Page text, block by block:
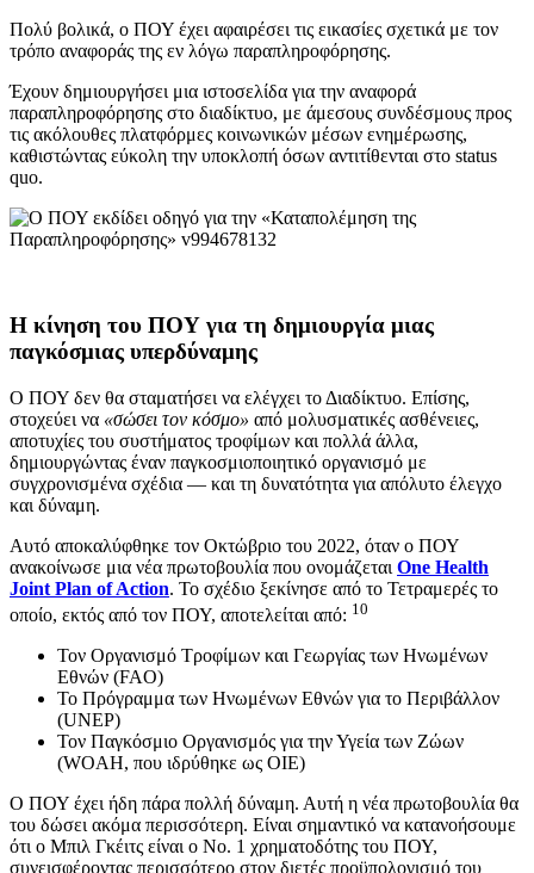
Πολύ βολικά, ο ΠΟΥ έχει αφαιρέσει τις εικασίες σχετικά με τον
τρόπο αναφοράς της εν λόγω παραπληροφόρησης.
Έχουν δημιουργήσει μια ιστοσελίδα για την αναφορά
παραπληροφόρησης στο διαδίκτυο, με άμεσους συνδέσμους προς
τις ακόλουθες πλατφόρμες κοινωνικών μέσων ενημέρωσης,
καθιστώντας εύκολη την υποκλοπή όσων αντιτίθενται στο status
quo.
Η κίνηση του ΠΟΥ για τη δημιουργία μιας
παγκόσμιας υπερδύναμης
Ο ΠΟΥ δεν θα σταματήσει να ελέγχει το Διαδίκτυο. Επίσης,
στοχεύει να «σώσει τον κόσμο» από μολυσματικές ασθένειες,
αποτυχίες του συστήματος τροφίμων και πολλά άλλα,
δημιουργώντας έναν παγκοσμιοποιητικό οργανισμό με
συγχρονισμένα σχέδια — και τη δυνατότητα για απόλυτο έλεγχο
και δύναμη.
Αυτό αποκαλύφθηκε τον Οκτώβριο του 2022, όταν ο ΠΟΥ
ανακοίνωσε μια νέα πρωτοβουλία που ονομάζεται One Health
Joint Plan of Action. Το σχέδιο ξεκίνησε από το Τετραμερές το
οποίο, εκτός από τον ΠΟΥ, αποτελείται από: 10
Τον Οργανισμό Τροφίμων και Γεωργίας των Ηνωμένων
Εθνών (FAO)
Το Πρόγραμμα των Ηνωμένων Εθνών για το Περιβάλλον
(UNEP)
Τον Παγκόσμιο Οργανισμός για την Υγεία των Ζώων
(WOAH, που ιδρύθηκε ως OIE)
Ο ΠΟΥ έχει ήδη πάρα πολλή δύναμη. Αυτή η νέα πρωτοβουλία θα
του δώσει ακόμα περισσότερη. Είναι σημαντικό να κατανοήσουμε
ότι ο Μπιλ Γκέιτς είναι ο Νο. 1 χρηματοδότης του ΠΟΥ,
συνεισφέροντας περισσότερο στον διετές προϋπολογισμό του